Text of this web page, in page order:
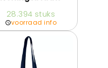
28.394 stuks
voorraad info